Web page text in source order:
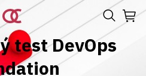
test DevOps